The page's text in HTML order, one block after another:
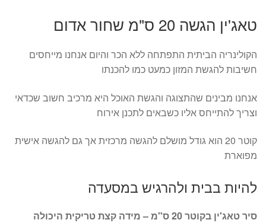
טאג'ין הגשה 20 ס"מ שחור אדום
הקולינריה הביתית התפתחה ללא הכר והיום אנחנו מייחסים
חשיבות להגשת המזון כמעט כמו להכנתו
אנחנו מבינים שהתצוגה והגשת האוכל היא מרכיב חשוב שכדאי
וצריך להתייחס אליו כשבאים לתכנן אירוח
קוטר 20 הוא גודל מושלם להגשה מרכזית אך גם להגשה אישית
מפוארת
להיות בבית ולהרגיש במסעדה
סיר טאג'ין בקוטר 20 ס"מ – מידה קצת טריקית היכולה